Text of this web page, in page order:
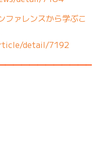
ァレンスから学ぶこ
detail/7192